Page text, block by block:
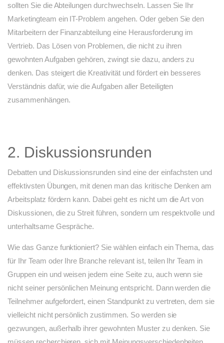
sollten Sie die Abteilungen durchwechseln. Lassen Sie Ihr
Marketingteam ein IT-Problem angehen. Oder geben Sie den
Mitarbeitern der Finanzabteilung eine Herausforderung im
Vertrieb. Das Lösen von Problemen, die nicht zu ihren
gewohnten Aufgaben gehören, zwingt sie dazu, anders zu
denken. Das steigert die Kreativität und fördert ein besseres
Verständnis dafür, wie die Aufgaben aller Beteiligten
zusammenhängen.
2. Diskussionsrunden
Debatten und Diskussionsrunden sind eine der einfachsten und
effektivsten Übungen, mit denen man das kritische Denken am
Arbeitsplatz fördern kann. Dabei geht es nicht um die Art von
Diskussionen, die zu Streit führen, sondern um respektvolle und
unterhaltsame Gespräche.
Wie das Ganze funktioniert? Sie wählen einfach ein Thema, das
für Ihr Team oder Ihre Branche relevant ist, teilen Ihr Team in
Gruppen ein und weisen jedem eine Seite zu, auch wenn sie
nicht seiner persönlichen Meinung entspricht. Dann werden die
Teilnehmer aufgefordert, einen Standpunkt zu vertreten, dem sie
vielleicht nicht persönlich zustimmen. So werden sie
gezwungen, außerhalb ihrer gewohnten Muster zu denken. Sie